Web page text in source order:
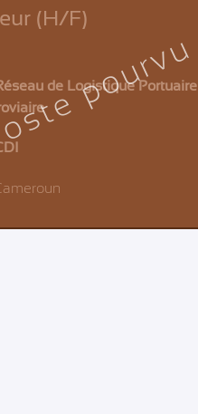
pourvu
(H/F)
de Logistique Portuaire